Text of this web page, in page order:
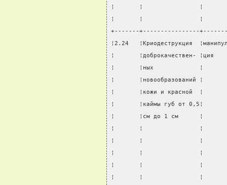
¦       ¦                ¦
¦       ¦                ¦
+-------+----------------
¦2.24   ¦Криодеструкция
¦       ¦доброкачествен- ¦ция
¦       ¦ных             ¦
¦       ¦новообразований ¦
¦       ¦кожи и красной  ¦
¦       ¦каймы губ от 0,5¦
¦       ¦см до 1 см      ¦
¦       ¦                ¦
¦       ¦                ¦
¦       ¦                ¦
¦       ¦                ¦
¦       ¦                ¦